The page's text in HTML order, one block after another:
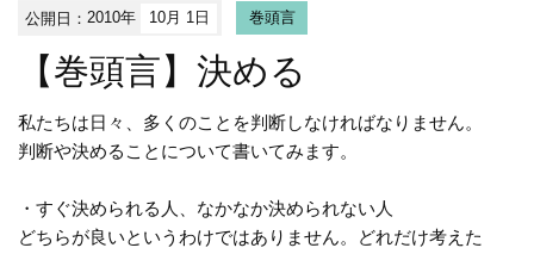
公開日：2010年 10月 1日 巻頭言
【巻頭言】決める
私たちは日々、多くのことを判断しなければなりません。
判断や決めることについて書いてみます。
・すぐ決められる人、なかなか決められない人
どちらが良いというわけではありません。どれだけ考えた